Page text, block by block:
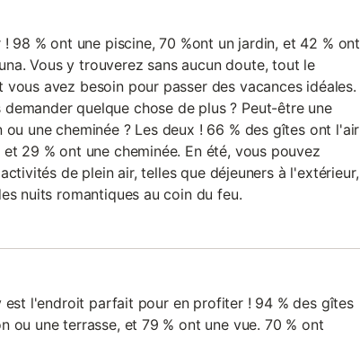
! 98 % ont une piscine, 70 %ont un jardin, et 42 % ont
Vous y trouverez sans aucun doute, tout le
avez besoin pour passer des vacances idéales.
quelque chose de plus ? Peut-être une
une cheminée ? Les deux ! 66 % des gîtes ont l'air
29 % ont une cheminée. En été, vous pouvez
de plein air, telles que déjeuners à l'extérieur,
nuits romantiques au coin du feu.
est l'endroit parfait pour en profiter ! 94 % des gîtes
ou une terrasse, et 79 % ont une vue. 70 % ont